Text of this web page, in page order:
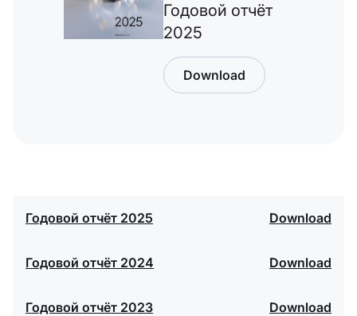
Годовой отчёт
2025
Download
Годовой отчёт 2025 Download
Годовой отчёт 2024 Download
Годовой отчёт 2023 Download